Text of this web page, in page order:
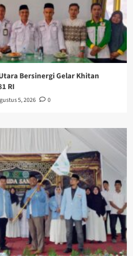
Bersinergi Gelar Khitan
RI
5, 2026 0